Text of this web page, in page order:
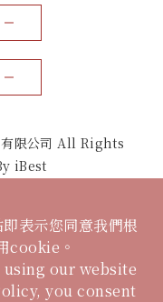
限公司 All Rights
iBest
表示您同意我們根
cookie。
our website
you consent